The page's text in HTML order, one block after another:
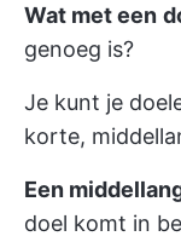
Wat met een
genoeg is?
Je kunt je
korte,
Een
doel komt in